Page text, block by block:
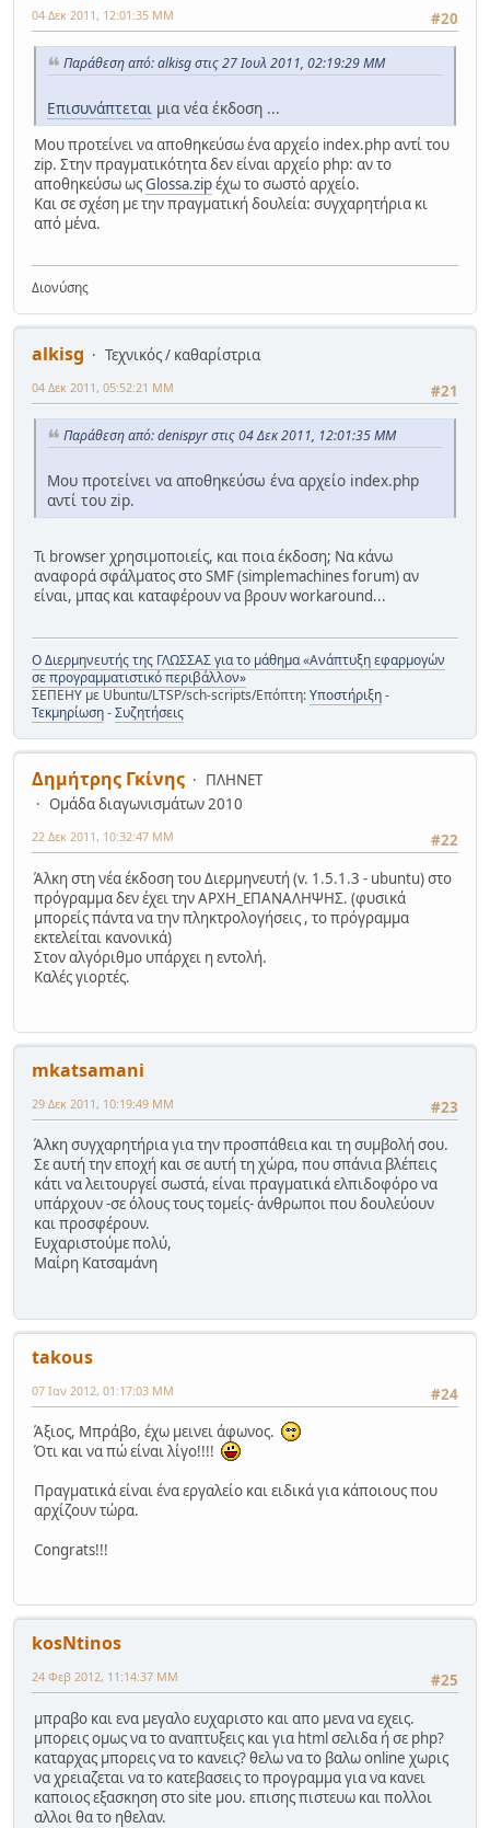
#20
04 Δεκ 2011, 12:01:35 ΜΜ
Παράθεση από: alkisg στις 27 Ιουλ 2011, 02:19:29 ΜΜ
Επισυνάπτεται μια νέα έκδοση ...
Μου προτείνει να αποθηκεύσω ένα αρχείο index.php αντί του
zip. Στην πραγματικότητα δεν είναι αρχείο php: αν το
αποθηκεύσω ωςGlossa.zipέχω το σωστό αρχείο.
Και σε σχέση με την πραγματική δουλεία: συγχαρητήρια κι
από μένα.
Διονύσης
alkisg
Τεχνικός / καθαρίστρια
#21
04 Δεκ 2011, 05:52:21 ΜΜ
Παράθεση από: denispyr στις 04 Δεκ 2011, 12:01:35 ΜΜ
Μου προτείνει να αποθηκεύσω ένα αρχείο index.php
αντί του zip.
Τι browser χρησιμοποιείς, και ποια έκδοση; Να κάνω
αναφορά σφάλματος στο SMF (simplemachines forum) αν
είναι, μπας και καταφέρουν να βρουν workaround...
Ο Διερμηνευτής της ΓΛΩΣΣΑΣ για το μάθημα «Ανάπτυξη εφαρμογών
σε προγραμματιστικό περιβάλλον»
ΣΕΠΕΗΥ με Ubuntu/LTSP/sch-scripts/Επόπτη:Υποστήριξη-
Τεκμηρίωση-Συζητήσεις
Δημήτρης Γκίνης
ΠΛΗΝΕΤ
Ομάδα διαγωνισμάτων 2010
#22
22 Δεκ 2011, 10:32:47 ΜΜ
Άλκη στη νέα έκδοση του Διερμηνευτή (v. 1.5.1.3 - ubuntu) στο
πρόγραμμα δεν έχει την ΑΡΧΗ_ΕΠΑΝΑΛΗΨΗΣ. (φυσικά
μπορείς πάντα να την πληκτρολογήσεις , το πρόγραμμα
εκτελείται κανονικά)
Στον αλγόριθμο υπάρχει η εντολή.
Καλές γιορτές.
mkatsamani
#23
29 Δεκ 2011, 10:19:49 ΜΜ
Άλκη συγχαρητήρια για την προσπάθεια και τη συμβολή σου.
Σε αυτή την εποχή και σε αυτή τη χώρα, που σπάνια βλέπεις
κάτι να λειτουργεί σωστά, είναι πραγματικά ελπιδοφόρο να
υπάρχουν -σε όλους τους τομείς- άνθρωποι που δουλεύουν
και προσφέρουν.
Ευχαριστούμε πολύ,
Μαίρη Κατσαμάνη
takous
#24
07 Ιαν 2012, 01:17:03 ΜΜ
Άξιος, Μπράβο, έχω μεινει άφωνος.
Ότι και να πώ είναι λίγο!!!!
Πραγματικά είναι ένα εργαλείο και ειδικά για κάποιους που
αρχίζουν τώρα.
Congrats!!!
kosNtinos
#25
24 Φεβ 2012, 11:14:37 ΜΜ
μπραβο και ενα μεγαλο ευχαριστο και απο μενα να εχεις.
μπορεις ομως να το αναπτυξεις και για html σελιδα ή σε php?
καταρχας μπορεις να το κανεις? θελω να το βαλω online χωρις
να χρειαζεται να το κατεβασεις το προγραμμα για να κανει
καποιος εξασκηση στο site μου. επισης πιστευω και πολλοι
αλλοι θα το ηθελαν.